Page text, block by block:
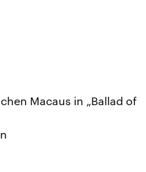
Macaus in „Ballad of